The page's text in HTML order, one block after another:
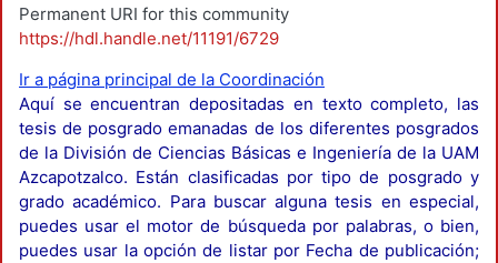
Permanent URI for this community
https://hdl.handle.net/11191/6729
Ir a página principal de la Coordinación
Aquí se encuentran depositadas en texto completo, las
tesis de posgrado emanadas de los diferentes posgrados
de la División de Ciencias Básicas e Ingeniería de la UAM
Azcapotzalco. Están clasificadas por tipo de posgrado y
grado académico. Para buscar alguna tesis en especial,
puedes usar el motor de búsqueda por palabras, o bien,
puedes usar la opción de listar por Fecha de publicación;